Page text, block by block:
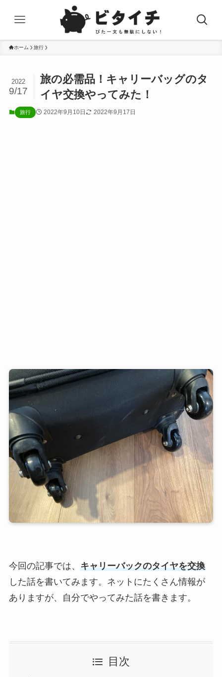
ホーム 旅行
旅の必需品！キャリーバッグのタ
イヤ交換やってみた！
2022
9/17
旅行 2022年9月10日 2022年9月17日
今回の記事では、 キャリーバックのタイヤを交換
した話を書いてみます。ネットにたくさん情報が
ありますが、自分でやってみた話を書きます。
目次